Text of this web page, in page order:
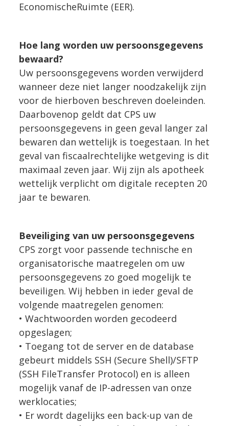
EconomischeRuimte (EER).
Hoe lang worden uw persoonsgegevens
bewaard?
Uw persoonsgegevens worden verwijderd
wanneer deze niet langer noodzakelijk zijn
voor de hierboven beschreven doeleinden.
Daarbovenop geldt dat CPS uw
persoonsgegevens in geen geval langer zal
bewaren dan wettelijk is toegestaan. In het
geval van fiscaalrechtelijke wetgeving is dit
maximaal zeven jaar. Wij zijn als apotheek
wettelijk verplicht om digitale recepten 20
jaar te bewaren.
Beveiliging van uw persoonsgegevens
CPS zorgt voor passende technische en
organisatorische maatregelen om uw
persoonsgegevens zo goed mogelijk te
beveiligen. Wij hebben in ieder geval de
volgende maatregelen genomen:
• Wachtwoorden worden gecodeerd
opgeslagen;
• Toegang tot de server en de database
gebeurt middels SSH (Secure Shell)/SFTP
(SSH FileTransfer Protocol) en is alleen
mogelijk vanaf de IP-adressen van onze
werklocaties;
• Er wordt dagelijks een back-up van de